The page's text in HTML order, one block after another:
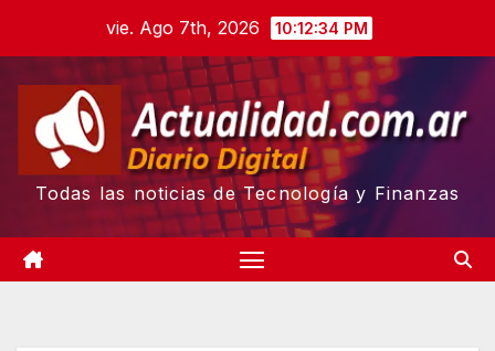
content
vie. Ago 7th, 2026 10:12:35 PM
Todas las noticias de Tecnología y Finanzas